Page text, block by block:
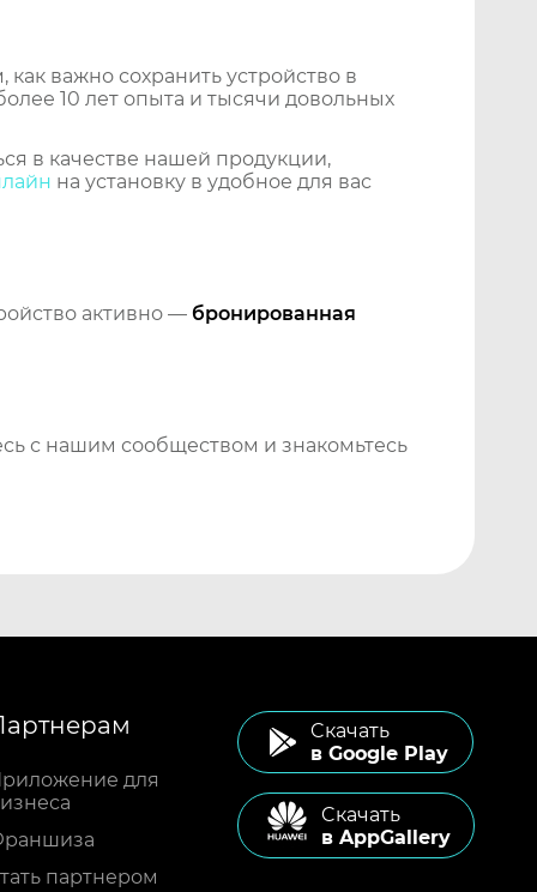
важно сохранить устройство в
10 лет опыта и тысячи довольных
в качестве нашей продукции,
на установку в удобное для вас
активно — бронированная
с нашим сообществом и знакомьтесь
для
партнером
Cкачать
в Google Play
Cкачать
в AppGallery